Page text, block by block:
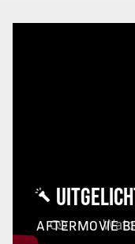
AFTERMOVIE